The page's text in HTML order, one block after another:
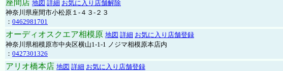
座間店 地図 詳細 お気に入り店舗解除
神奈川県座間市小松原１-４３-２３
： 0462981701
オーディオスクエア相模原 地図 詳細 お気に入り店舗登録
神奈川県相模原市中央区横山1-1-1 ノジマ相模原本店内
： 0427301326
アリオ橋本店 地図 詳細 お気に入り店舗登録